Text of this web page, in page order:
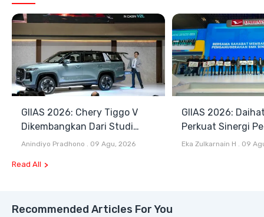
GIIAS 2026: Chery Tiggo V
Dikembangkan Dari Studi
Komprehensif di Indonesia
Anindiyo Pradhono . 09 Agu, 2026
GIIAS 2026:
Perkuat Sinergi
dan Industri
Eka Zulkarnain H . 09
Read All
Recommended Articles For You